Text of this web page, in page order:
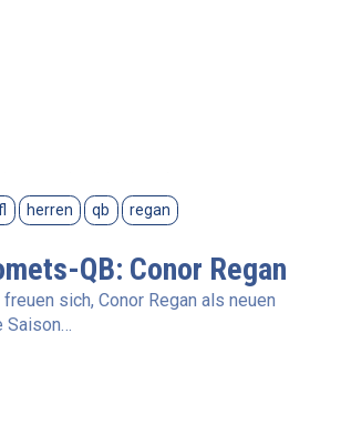
herren qb regan
QB: Conor Regan
sich, Conor Regan als neuen
Saison…